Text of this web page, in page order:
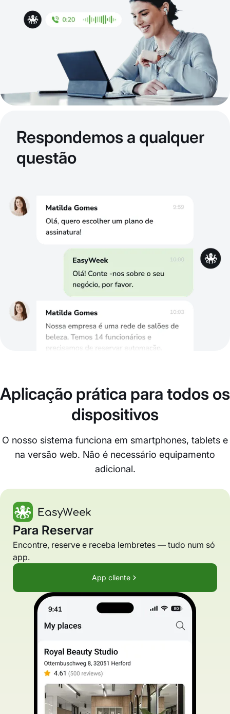
Respondemos a qualquer
questão
Aplicação prática para todos os
dispositivos
O nosso sistema funciona em smartphones, tablets e
na versão web. Não é necessário equipamento
adicional.
Para Reservar
Encontre, reserve e receba lembretes — tudo num só
app.
App cliente